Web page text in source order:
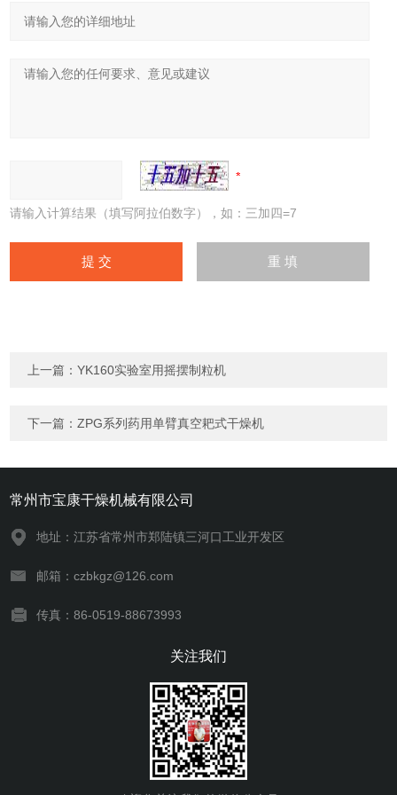
请输入计算结果（填写阿拉伯数字），如：三加四=7
上一篇：YK160实验室用摇摆制粒机
下一篇：ZPG系列药用单臂真空耙式干燥机
常州市宝康干燥机械有限公司
地址：江苏省常州市郑陆镇三河口工业开发区
邮箱：czbkgz@126.com
传真：86-0519-88673993
关注我们